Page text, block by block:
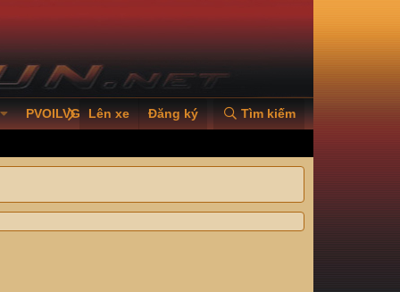
PVOILVGC2026
Lên xe Đăng ký Tìm kiếm